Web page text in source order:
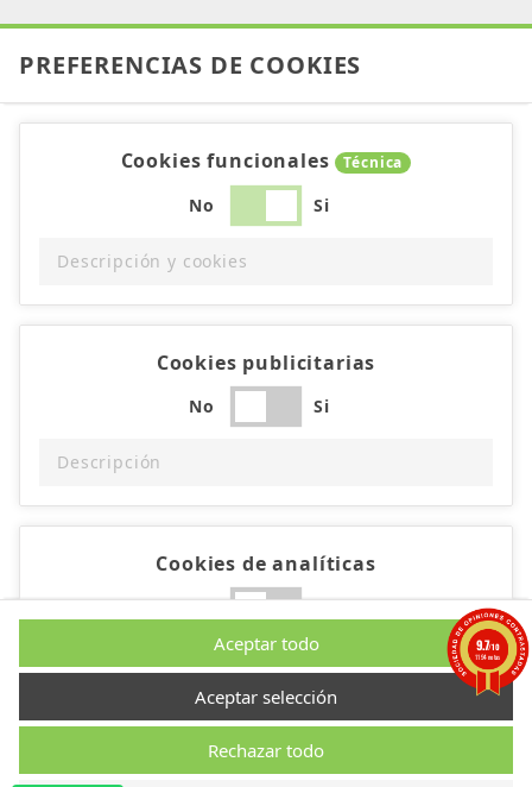
PREFERENCIAS DE COOKIES
Cookies funcionales Técnica
No Si
Descripción y cookies
Cookies publicitarias
No Si
Descripción
Cookies de analíticas
No Si
Descripción
Cookies de rendimiento
Rechazar todo
Aceptar selección
Aceptar todo 9.7/10
1194 notas